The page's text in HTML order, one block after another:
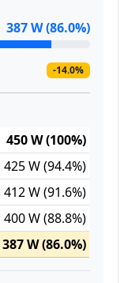
387 W (86.0%)
-14.0%
450 W (100%)
425 W (94.4%)
412 W (91.6%)
400 W (88.8%)
387 W (86.0%)